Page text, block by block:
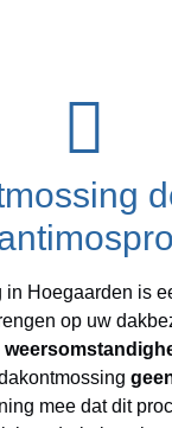
in Hoegaarden is
op uw
mee dat dit